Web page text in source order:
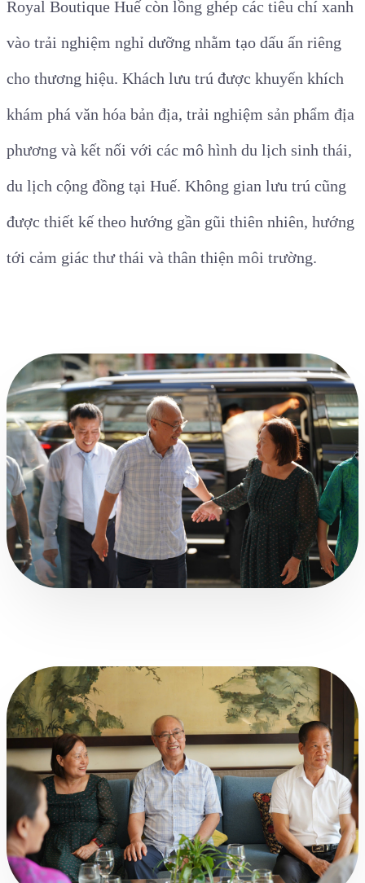
Royal Boutique Huế còn lồng ghép các tiêu chí xanh
vào trải nghiệm nghỉ dưỡng nhằm tạo dấu ấn riêng
cho thương hiệu. Khách lưu trú được khuyến khích
khám phá văn hóa bản địa, trải nghiệm sản phẩm địa
phương và kết nối với các mô hình du lịch sinh thái,
du lịch cộng đồng tại Huế. Không gian lưu trú cũng
được thiết kế theo hướng gần gũi thiên nhiên, hướng
tới cảm giác thư thái và thân thiện môi trường.